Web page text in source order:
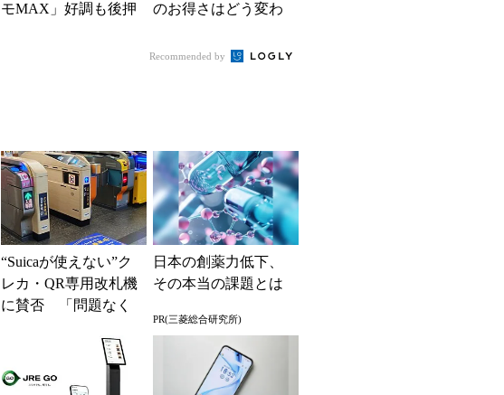
モMAX」好調も後押
のお得さはどう変わ
「dカード」の利用が
Recommended by
“Suicaが使えない”ク
レカ・QR専用改札機
に賛否 「問題なく
系ICの方がスムー...
日本の創薬力低下、
その本当の課題とは
PR(三菱総合研究所)